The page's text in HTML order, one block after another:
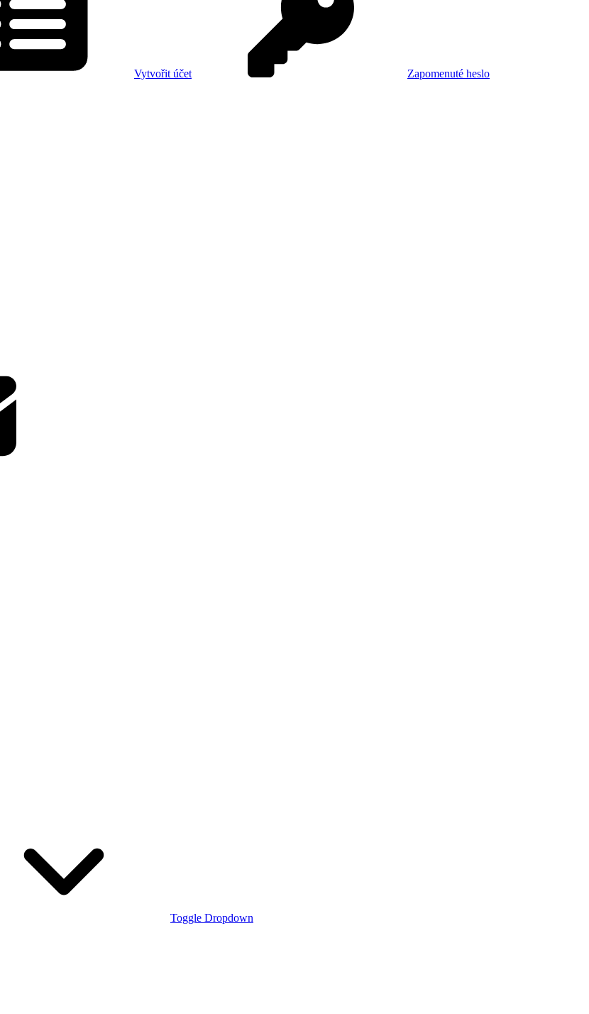
Vytvořit účet Zapomenuté heslo
Toggle Dropdown